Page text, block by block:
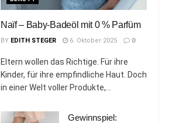
Naïf – Baby-Badeöl mit 0 % Parfüm
BY EDITH STEGER 6. Oktober 2025 0
Eltern wollen das Richtige. Für ihre
Kinder, für ihre empfindliche Haut. Doch
in einer Welt voller Produkte,...
Gewinnspiel: